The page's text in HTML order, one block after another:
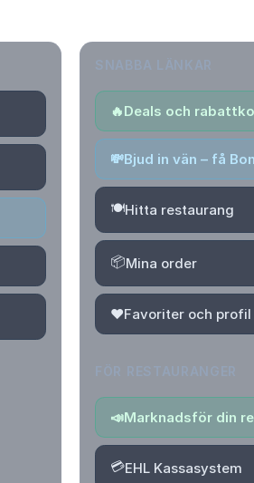
🔥Deals och
💸Bjud in vän – få
🍽️Hitta restaurang
📦Mina order
❤️Favoriter och profil
📣Marknadsför din
💳EHL Kassasystem